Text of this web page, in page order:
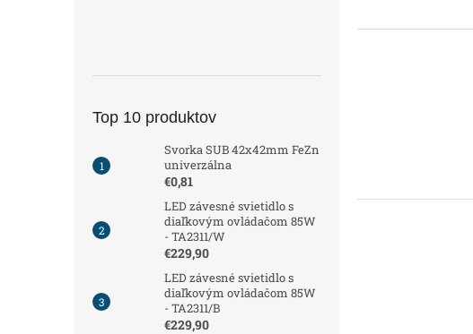
Top 10 produktov
Svorka SUB 42x42mm FeZn
univerzálna
€0,81
LED závesné svietidlo s
diaľkovým ovládačom 85W
- TA2311/W
€229,90
LED závesné svietidlo s
diaľkovým ovládačom 85W
- TA2311/B
€229,90